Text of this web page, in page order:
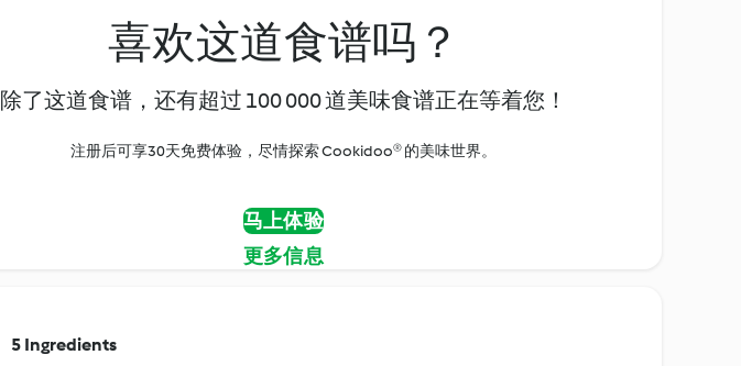
喜欢这道食谱吗？
除了这道食谱，还有超过 100 000 道美味食谱正在等着您！
注册后可享30天免费体验，尽情探索 Cookidoo® 的美味世界。
马上体验
更多信息
5 Ingredients